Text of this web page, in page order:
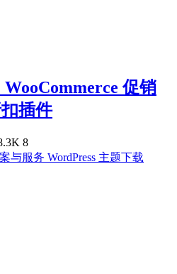
WooCommerce 促销
插件
8